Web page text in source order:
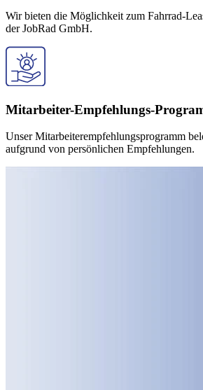
Wir bieten die Möglichkeit zum Fahrrad-
der JobRad GmbH.
Mitarbeiter-Empfehlungs-
Unser Mitarbeiterempfehlungsprogramm
aufgrund von persönlichen Empfehlungen.